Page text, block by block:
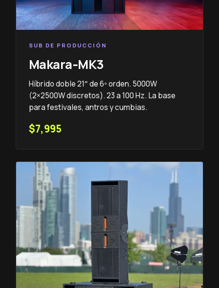
SUB DE PRODUCCIÓN
Makara‑MK3
Híbrido doble 21″ de 6º orden. 5000W
(2×2500W discretos). 23 a 100 Hz. La base
para festivales, antros y cumbias.
$7,995